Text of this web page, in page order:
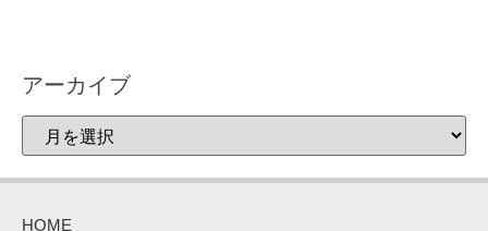
アーカイブ
HOME